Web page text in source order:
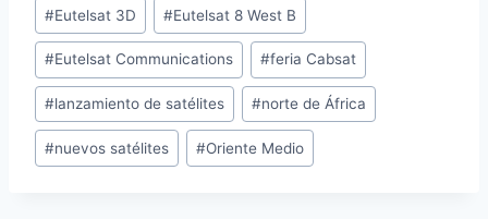
la
entrada:
#Eutelsat 3D #Eutelsat 8 West B
#Eutelsat Communications #feria Cabsat
#lanzamiento de satélites #norte de África
#nuevos satélites #Oriente Medio